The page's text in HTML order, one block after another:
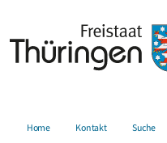
Home Kontakt Suche